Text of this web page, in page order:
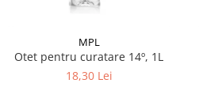
MPL
Otet pentru curatare 14º, 1L
18,30 Lei